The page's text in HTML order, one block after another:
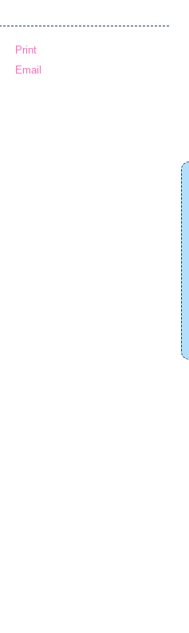
Print
Email